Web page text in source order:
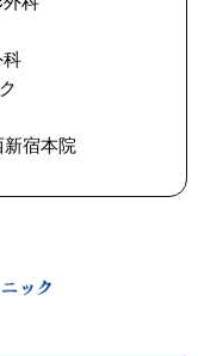
科
宿本院